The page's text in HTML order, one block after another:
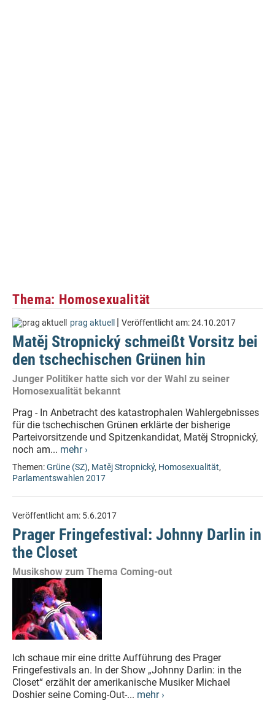
Thema: Homosexualität
prag aktuell | Veröffentlicht am:24.10.2017
Matěj Stropnický schmeißt Vorsitz bei
den tschechischen Grünen hin
Junger Politiker hatte sich vor der Wahl zu seiner
Homosexualität bekannt
Prag - In Anbetracht des katastrophalen Wahlergebnisses
für die tschechischen Grünen erklärte der bisherige
Parteivorsitzende und Spitzenkandidat, Matěj Stropnický,
noch am... mehr ›
Themen:Grüne (SZ), Matěj Stropnický, Homosexualität,
Parlamentswahlen 2017
Veröffentlicht am: 5.6.2017
Prager Fringefestival: Johnny Darlin in
the Closet
Musikshow zum Thema Coming-out
Ich schaue mir eine dritte Aufführung des Prager
Fringefestivals an. In der Show „Johnny Darlin: in the
Closet“ erzählt der amerikanische Musiker Michael
Doshier seine Coming-Out-... mehr ›